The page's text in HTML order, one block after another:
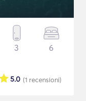
3 6
(1 recensioni)
5.0